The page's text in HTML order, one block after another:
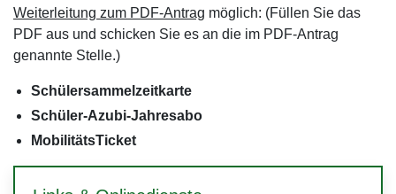
Weiterleitung zum PDF-Antrag möglich: (Füllen Sie das
PDF aus und schicken Sie es an die im PDF-Antrag
genannte Stelle.)
Schülersammelzeitkarte
Schüler-Azubi-Jahresabo
MobilitätsTicket